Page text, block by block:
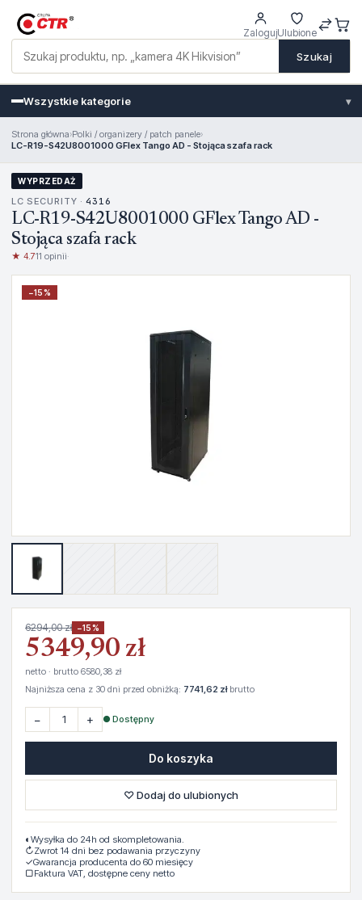
Szukaj
ZalogujUlubione
Wszystkie kategorie ▾
Strona główna›Polki / organizery / patch panele›
LC-R19-S42U8001000 GFlex Tango AD - Stojąca szafa rack
WYPRZEDAŻ
LC SECURITY · 4316
LC-R19-S42U8001000 GFlex Tango AD -
Stojąca szafa rack
★ 4.711 opinii·
−15%
6294,00 zł −15%
5349,90 zł
netto · brutto 6580,38 zł
Najniższa cena z 30 dni przed obniżką: 7741,62 złbrutto
− + ● Dostępny
Do koszyka
♡ Dodaj do ulubionych
◐ Wysyłka do 24h od skompletowania.
↻Zwrot 14 dni bez podawania przyczyny
✓Gwarancja producenta do 60 miesięcy
▢Faktura VAT, dostępne ceny netto